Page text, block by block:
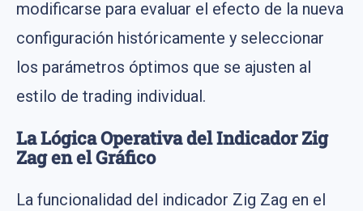
modificarse para evaluar el efecto de la nueva
configuración históricamente y seleccionar
los parámetros óptimos que se ajusten al
estilo de trading individual.
La Lógica Operativa del Indicador Zig
Zag en el Gráfico
La funcionalidad del indicador Zig Zag en el